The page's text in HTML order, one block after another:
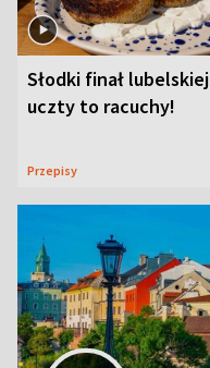
Słodki finał lubelskiej
uczty to racuchy!
Przepisy